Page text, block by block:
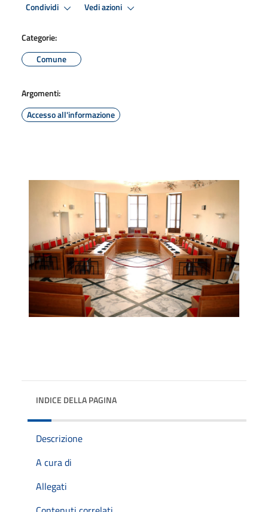
Condividi Vedi azioni
Categorie:
Comune
Argomenti:
Accesso all'informazione
INDICE DELLA PAGINA
Descrizione
A cura di
Allegati